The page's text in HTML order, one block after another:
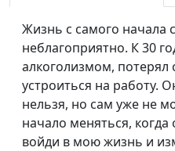
привела меня к Богу
На грани
самоубийства
«Бог был со мной в
армии»
Жизнь с самого начала
неблагоприятно. К 30
алкоголизмом,
устроиться на работу.
нельзя, но сам уже не
начало меняться,
войди в мою жизнь и